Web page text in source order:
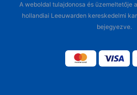
A weboldal tulajdonosa és üzemeltetője
hollandiai Leeuwarden kereskedelmi
bejegyezve.